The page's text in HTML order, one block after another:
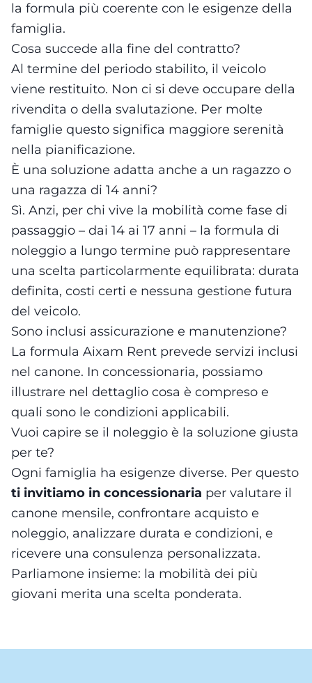
la formula più coerente con le esigenze della
famiglia.
Cosa succede alla fine del contratto?
Al termine del periodo stabilito, il veicolo
viene restituito. Non ci si deve occupare della
rivendita o della svalutazione. Per molte
famiglie questo significa maggiore serenità
nella pianificazione.
È una soluzione adatta anche a un ragazzo o
una ragazza di 14 anni?
Sì. Anzi, per chi vive la mobilità come fase di
passaggio – dai 14 ai 17 anni – la formula di
noleggio a lungo termine può rappresentare
una scelta particolarmente equilibrata: durata
definita, costi certi e nessuna gestione futura
del veicolo.
Sono inclusi assicurazione e manutenzione?
La formula Aixam Rent prevede servizi inclusi
nel canone. In concessionaria, possiamo
illustrare nel dettaglio cosa è compreso e
quali sono le condizioni applicabili.
Vuoi capire se il noleggio è la soluzione giusta
per te?
Ogni famiglia ha esigenze diverse. Per questo
ti invitiamo in concessionaria per valutare il
canone mensile, confrontare acquisto e
noleggio, analizzare durata e condizioni, e
ricevere una consulenza personalizzata.
Parliamone insieme: la mobilità dei più
giovani merita una scelta ponderata.